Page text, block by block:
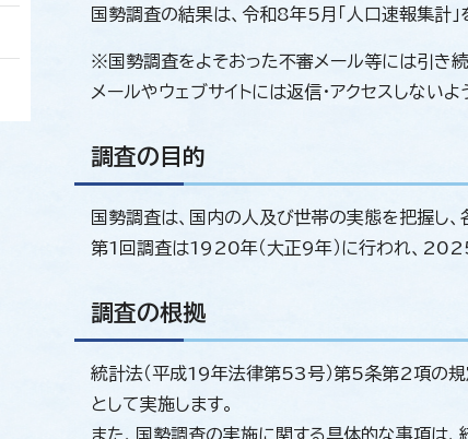
国勢調査の結果は、令和8年5月「人口速報集計
※国勢調査をよそおった不審メール等には引き
メールやウェブサイトには返信・アクセスしないよ
調査の目的
国勢調査は、国内の人及び世帯の実態を把握し
第1回調査は1920年（大正9年）に行われ、
調査の根拠
統計法（平成19年法律第53号）第5条第2項の規
として実施します。
また、国勢調査の実施に関する具体的な事項は